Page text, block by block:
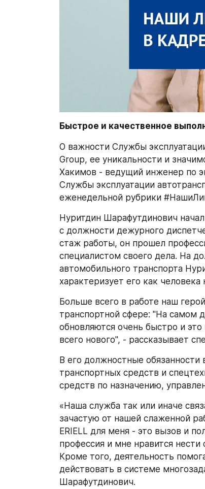
Быстрое и качественное
О важности Службы
Group, ее уникальности и
Хакимов - ведущий инженер по
Службы эксплуатации
еженедельной рубрики
Нуритдин Шарафутдинович
с должности дежурного
стаж работы, он прошел
специалистом своего дела. На
автомобильного транспорта
характеризует его как
Больше всего в работе наш
транспортной сфере: "На самом
обновляются очень быстро и
всего нового", - рассказывает
В его должностные обязанности
транспортных средств и
средств по назначению,
«Наша служба так или иначе
зачастую от нашей слаженной
ERIELL для меня - это вызов и
профессия и мне нравится
Кроме того, деятельность
действовать в системе
Шарафутдинович.